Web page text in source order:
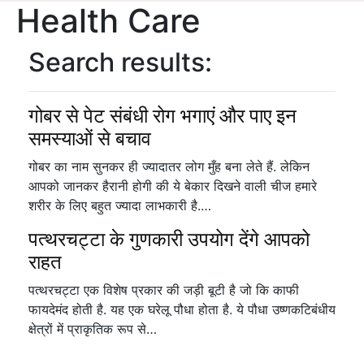
Health Care
Search results:
गोबर से पेट संबंधी रोग भगाएं और पाए इन
समस्याओं से बचाव
गोबर का नाम सुनकर ही ज्यादातर लोग मुँह बना लेते हैं. लेकिन
आपको जानकर हैरानी होगी की ये बेकार दिखने वाली चीज हमारे
शरीर के लिए बहुत ज्यादा लाभकारी है.…
पत्थरचट्टा के गुणकारी उपयोग देंगे आपको
राहत
पत्थरचट्टा एक विशेष प्रकार की जड़ी बूटी है जो कि काफी
फायदेमंद होती है. यह एक घरेलू पौधा होता है. ये पौधा उष्णकटिबंधीय
क्षेत्रों में प्राकृतिक रूप से…